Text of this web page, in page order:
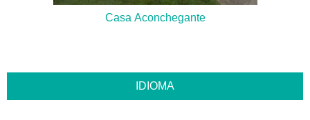
Casa Aconchegante